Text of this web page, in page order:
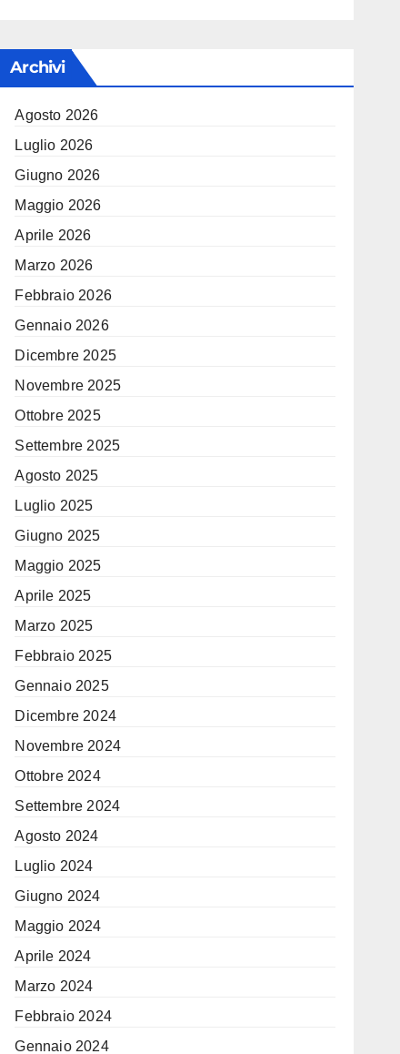
Archivi
Agosto 2026
Luglio 2026
Giugno 2026
Maggio 2026
Aprile 2026
Marzo 2026
Febbraio 2026
Gennaio 2026
Dicembre 2025
Novembre 2025
Ottobre 2025
Settembre 2025
Agosto 2025
Luglio 2025
Giugno 2025
Maggio 2025
Aprile 2025
Marzo 2025
Febbraio 2025
Gennaio 2025
Dicembre 2024
Novembre 2024
Ottobre 2024
Settembre 2024
Agosto 2024
Luglio 2024
Giugno 2024
Maggio 2024
Aprile 2024
Marzo 2024
Febbraio 2024
Gennaio 2024